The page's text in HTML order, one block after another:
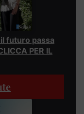
futuro passa
PER IL